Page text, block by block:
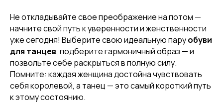
Не откладывайте свое преображение на потом —
начните свой путь к уверенности и женственности
уже сегодня! Выберите свою идеальную паруобуви
для танцев, подберите гармоничный образ — и
позвольте себе раскрыться в полную силу.
Помните: каждая женщина достойна чувствовать
себя королевой, а танец — это самый короткий путь
к этому состоянию.
ИНДИВИДУАЛЬНЫЙ
ПОШИВ ХИЛСОВ
[ CUSTOM FOOTWEAR ]